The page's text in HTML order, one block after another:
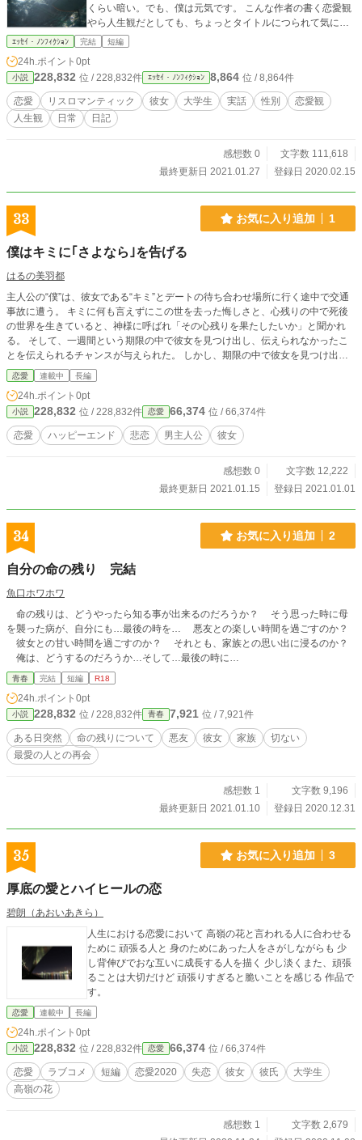
くらい暗い。でも、僕は元気です。 こんな作者の書く恋愛観
やら人生観だとしても、ちょっとタイトルにつられて気にな
っちゃった♡って方はどうぞお願いします読んでください。
ーとか思ってください。 そしたら、滅茶苦茶喜びます。 とい
っても、現実の話なので、喜んだとてって感じですね。 あ、
僕ごと気になって他の話読んで頂けるならそれはもう、嬉し
いしチョロすぎるくらい喜ぶんでお願いします。 長い注意書
きを読んでいただきありがとうございます。下からが本編の
りがとうございます。嬉しいです。 ＿＿＿ 彼女ができた。
でも、僕には恋愛感情がよくわからない。 彼女を好きだと思
と思うような、そんな感情の連鎖の行き場をここに置きたか
を隠せるように…でも、この思いを忘れないように、誰かに
記 4/10が始まったド深夜から暇すぎて日常の話も書くよう
になりました。 多分、彼女の話も恋愛観も人生観もそこまで
書かれていないものになっています。（多分） 自分の書いて
いる小説の話等（更新しなきゃなとか）も含まれています。
多分ネタバレはないですが。 ＋ ほぼ日記になりました。後
半は好きな映画の話とか、夢の話とか、普通に彼女の話もし
日々だったぜ☆
ｴｯｾｲ・ﾉﾝﾌｨｸｼｮﾝ 完結 短編
24h.ポイント 0pt
小説 228,832 位 / 228,832件 ｴｯｾｲ・ﾉﾝﾌｨｸｼｮﾝ 8,864 位 / 8,864件
恋愛 リスロマンティック 彼女 大学生 実話 性別
恋愛観
人生観
日常 日記
感想数 0
文字数 111,618
最終更新日 2021.01.27
登録日 2020.02.15
33 お気に入り追加 1
僕はキミに｢さよなら｣を告げる
はるの美羽都
主人公の“僕”は、彼女である“キミ”とデートの待ち合わせ場所に行く途中で交通
事故に遭う。 キミに何も言えずにこの世を去った悔しさと、心残りの中で死後
の世界を生きていると、神様に呼ばれ「その心残りを果たしたいか」と聞かれ
る。 そして、一週間という期限の中で彼女を見つけ出し、伝えられなかったこ
とを伝えられるチャンスが与えられた。 しかし、期限の中で彼女を見つけ出せ
ず伝えられなかった場合、彼女の記憶から“僕”との想い出も記憶も何もかも、全
て消し去ると告げられた。 僕は無事に彼女を見つけ出し、伝えられなかったこ
とを伝えることが出来るのか。 そして、僕はキミに「さよなら」を告げること
が出来るのか ─── 『小説家になろう』で掲載している小説を、こちらでも掲載
することにしました。
恋愛 連載中 長編
24h.ポイント 0pt
小説 228,832 位 / 228,832件 恋愛 66,374 位 / 66,374件
恋愛 ハッピーエンド 悲恋 男主人公 彼女
感想数 0
文字数 12,222
最終更新日 2021.01.15
登録日 2021.01.01
34 お気に入り追加 2
自分の命の残り 完結
魚口ホワホワ
命の残りは、どうやったら知る事が出来るのだろうか？ そう思った時に母
を襲った病が、自分にも…最後の時を… 悪友との楽しい時間を過ごすのか？
彼女との甘い時間を過ごすのか？ それとも、家族との思い出に浸るのか？
俺は、どうするのだろうか…そして…最後の時に…
青春 完結 短編 R18
24h.ポイント 0pt
小説 228,832 位 / 228,832件 青春 7,921 位 / 7,921件
ある日突然 命の残りについて 悪友 彼女 家族
切ない
最愛の人との再会
感想数 1
文字数 9,196
最終更新日 2021.01.10
登録日 2020.12.31
35 お気に入り追加 3
厚底の愛とハイヒールの恋
碧朗（あおいあきら）
人生における恋愛において 高嶺の花と言われる人に合わせる
ために 頑張る人と 身のためにあった人をさがしながらも 少
し背伸びでおな互いに成長する人を描く 少し淡くまた、頑張
ることは大切だけど 頑張りすぎると脆いことを感じる 作品で
す。
恋愛 連載中 長編
24h.ポイント 0pt
小説 228,832 位 / 228,832件 恋愛 66,374 位 / 66,374件
恋愛 ラブコメ 短編 恋愛2020 失恋 彼女 彼氏
大学生
高嶺の花
感想数 1
文字数 2,679